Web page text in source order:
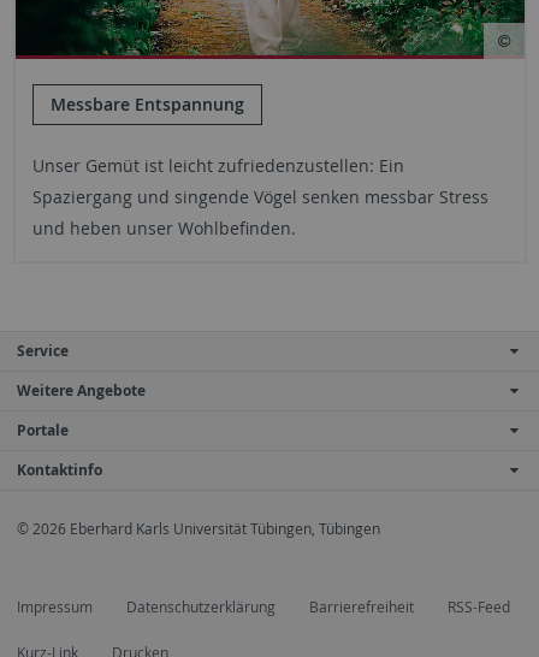
Messbare Entspannung
Unser Gemüt ist leicht zufriedenzustellen: Ein
Spaziergang und singende Vögel senken messbar Stress
und heben unser Wohlbefinden.
Service
Weitere Angebote
Portale
Kontaktinfo
© 2026 Eberhard Karls Universität Tübingen, Tübingen
Impressum Datenschutzerklärung Barrierefreiheit RSS-Feed
Kurz-Link Drucken